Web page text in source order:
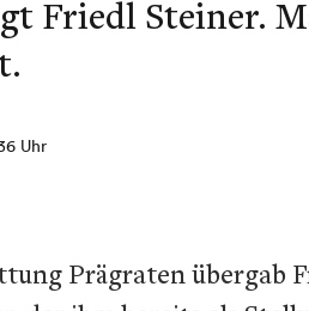
Friedl Steiner.
Uhr
Prägraten übergab